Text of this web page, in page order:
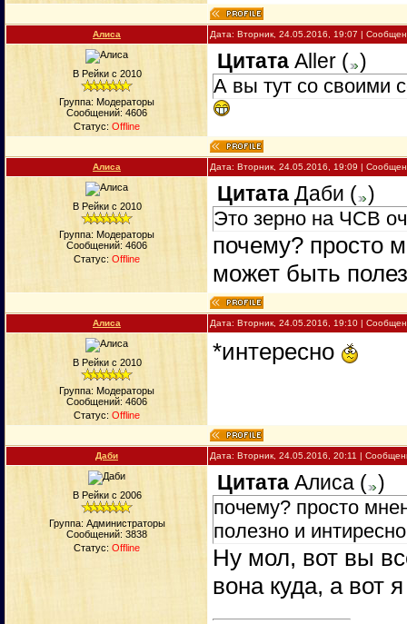
Алиса Дата: Вторник, 24.05.2016, 19:07 |
В Рейки с 2010
Группа: Модераторы
Сообщений: 4606
Статус: Offline
Цитата Aller ( )
А вы тут со своими
Алиса Дата: Вторник, 24.05.2016, 19:09 |
В Рейки с 2010
Группа: Модераторы
Сообщений: 4606
Статус: Offline
Цитата Даби ( )
Это зерно на ЧСВ
почему? просто
может быть
Алиса Дата: Вторник, 24.05.2016, 19:10 |
В Рейки с 2010
Группа: Модераторы
Сообщений: 4606
Статус: Offline
*интересно
Даби Дата: Вторник, 24.05.2016, 20:11 |
В Рейки с 2006
Группа: Администраторы
Сообщений: 3838
Статус: Offline
Цитата Алиса ( )
почему? просто
полезно и
Ну мол, вот вы
вона куда, а вот